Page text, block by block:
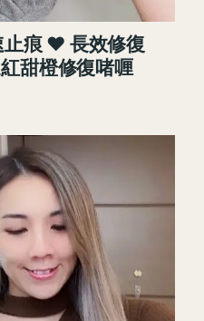
痕 ♥ 長效修復
甜橙修復啫喱